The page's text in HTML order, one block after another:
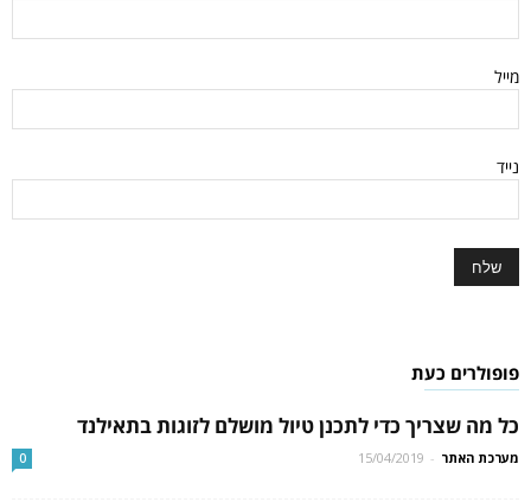
מייל
נייד
פופולרים כעת
כל מה שצריך כדי לתכנן טיול מושלם לזוגות בתאילנד
מערכת האתר -
15/04/2019
0